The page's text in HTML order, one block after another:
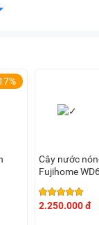
nóng
nước nguội đáp
công nghệ chip
suất làm
dụng công
lạnh mới cho
Cây nước
Fujihome
2.250.000 đ